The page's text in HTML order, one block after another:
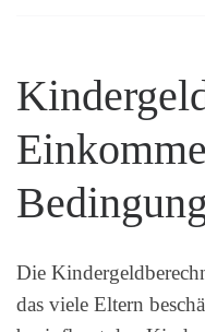
Die
das viele Eltern